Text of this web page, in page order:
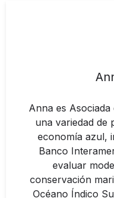
Anna es
una variedad de
economía azul,
Banco
evaluar
conservación
Océano Índico